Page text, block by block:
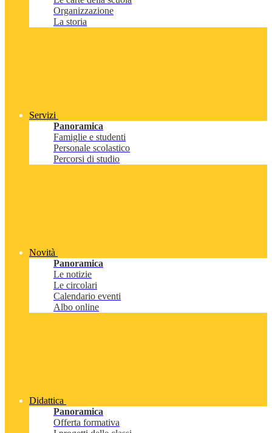
Organizzazione
La storia
Servizi
Panoramica
Famiglie e studenti
Personale scolastico
Percorsi di studio
Novità
Panoramica
Le notizie
Le circolari
Calendario eventi
Albo online
Didattica
Panoramica
Offerta formativa